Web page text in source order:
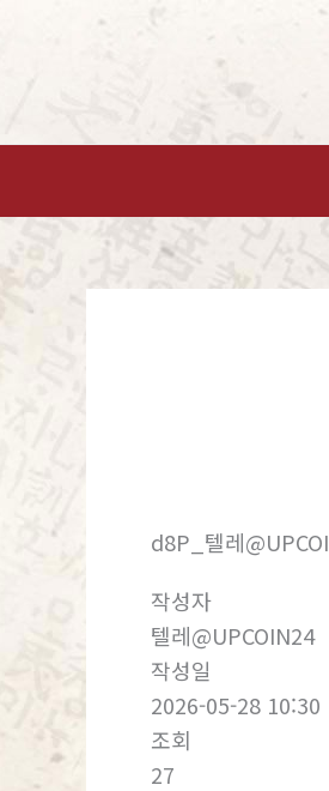
건
뛰
d8P_텔레
작성자
텔레@UPCOIN24
작성일
2026-05-28 10:30
조회
27